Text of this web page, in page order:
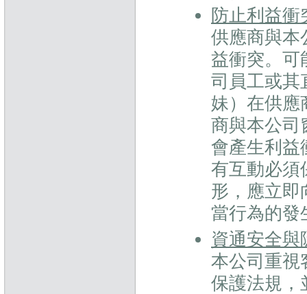
防止利益衝
供應商與本
益衝突。可
司員工或其
妹）在供應
商與本公司
會產生利益
有互動必須
形，應立即
當行為的發
資通安全與
本公司重視
保護法規，